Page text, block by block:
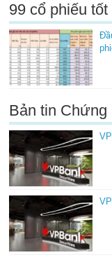
99 cổ phiếu tốt
Bản tin Chứng